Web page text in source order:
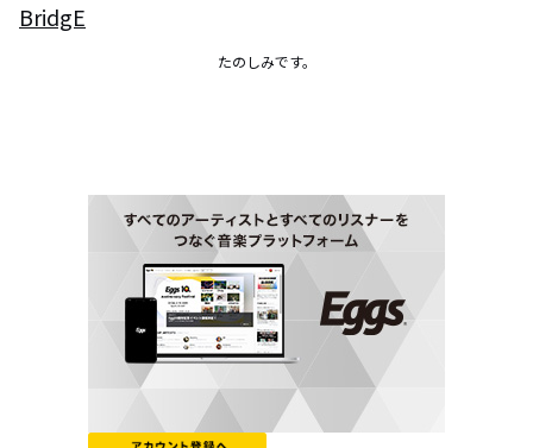
BridgE
たのしみです。